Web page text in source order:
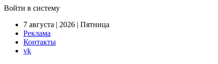
Войти в систему
7 августа | 2026 | Пятница
Реклама
Контакты
vk